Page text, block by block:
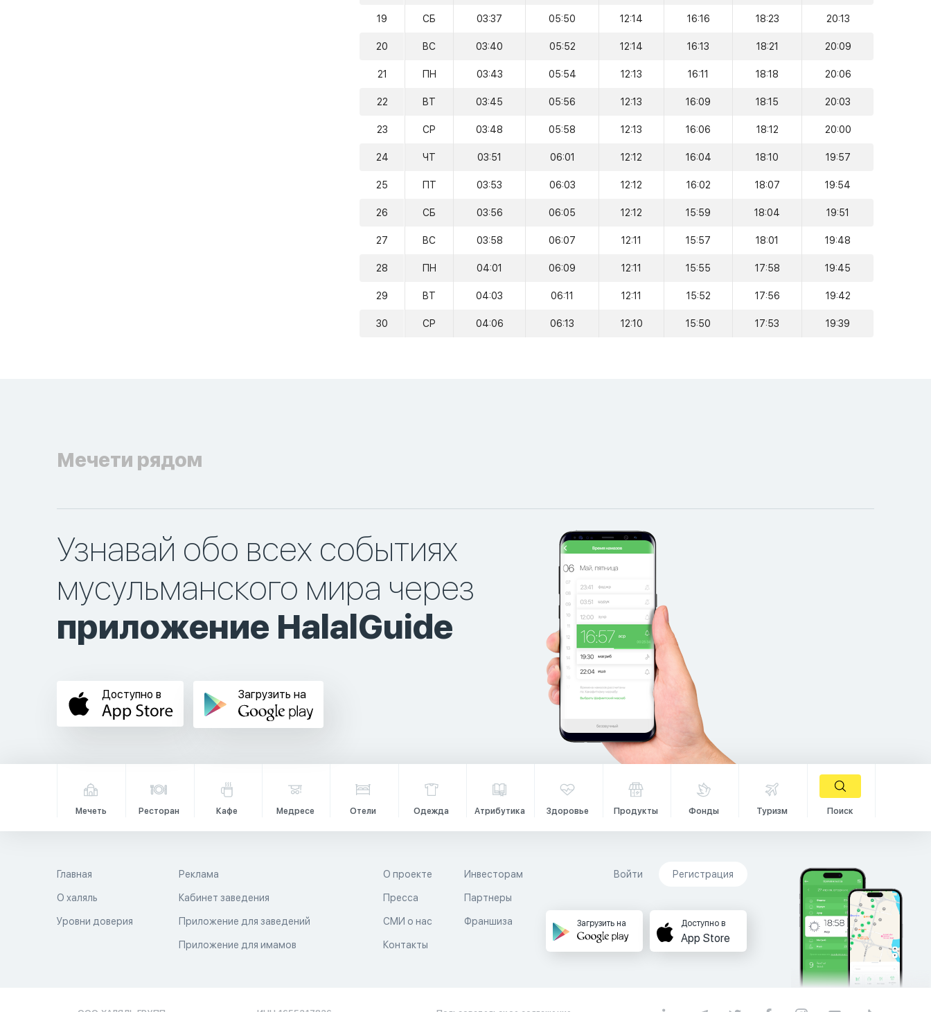
19 СБ 03:37 05:50 12:14 16:16 18:23 20:13
20 ВС 03:40 05:52 12:14 16:13 18:21 20:09
21 ПН 03:43 05:54 12:13 16:11 18:18 20:06
22 ВТ 03:45 05:56 12:13 16:09 18:15 20:03
23 СР 03:48 05:58 12:13 16:06 18:12 20:00
24 ЧТ 03:51 06:01 12:12 16:04 18:10 19:57
25 ПТ 03:53 06:03 12:12 16:02 18:07 19:54
26 СБ 03:56 06:05 12:12 15:59 18:04 19:51
27 ВС 03:58 06:07 12:11 15:57 18:01 19:48
28 ПН 04:01 06:09 12:11 15:55 17:58 19:45
29 ВТ 04:03 06:11 12:11 15:52 17:56 19:42
30 СР 04:06 06:13 12:10 15:50 17:53 19:39
Мечети рядом
Узнавай обо всех событиях
мусульманского мира через
приложение HalalGuide
Доступно в Загрузить на
Мечеть Ресторан Кафе Медресе Отели Одежда Атрибутика Здоровье Продукты Фонды Туризм Поиск
Главная
О халяль
Уровни доверия
Реклама
Кабинет заведения
Приложение для заведений
Приложение для имамов
О проекте
Пресса
СМИ о нас
Контакты
Инвесторам
Партнеры
Франшиза
Войти Регистрация
Загрузить на Доступно в
App Store